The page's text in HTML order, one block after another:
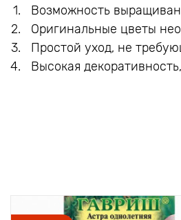
Возможность
Оригинальные цветы
Простой уход, не
Высокая